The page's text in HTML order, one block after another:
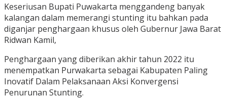
Keseriusan Bupati Puwakarta menggandeng banyak
kalangan dalam memerangi stunting itu bahkan pada
diganjar penghargaan khusus oleh Gubernur Jawa Barat
Ridwan Kamil,
Penghargaan yang diberikan akhir tahun 2022 itu
menempatkan Purwakarta sebagai Kabupaten Paling
Inovatif Dalam Pelaksanaan Aksi Konvergensi
Penurunan Stunting.